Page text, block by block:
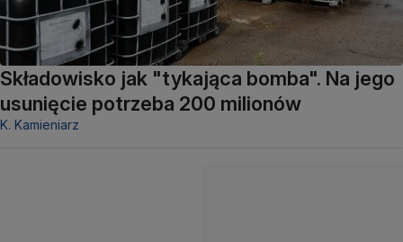
Składowisko jak "tykająca bomba". Na jego
usunięcie potrzeba 200 milionów
K. Kamieniarz